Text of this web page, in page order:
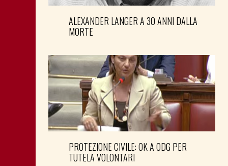
ALEXANDER LANGER A 30 ANNI DALLA
MORTE
PROTEZIONE CIVILE: OK A ODG PER
TUTELA VOLONTARI